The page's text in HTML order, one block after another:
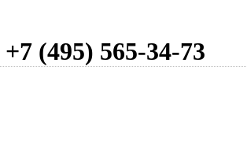
+7 (495) 565-34-73